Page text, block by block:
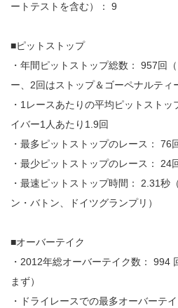
ートテストを含む）： 9
■ピットストップ
・年間ピットストップ総数： 957回
ー、2回はストップ＆ゴーペナルティ
・1レースあたりの平均ピットスト
イバー1人あたり1.9回
・最多ピットストップのレース： 76
・最少ピットストップのレース： 24
・最速ピットストップ時間： 2.31秒
ン・バトン、ドイツグランプリ）
■オーバーテイク
・2012年総オーバーテイク数： 994
まず）
・ドライレースでの最多オーバーテ